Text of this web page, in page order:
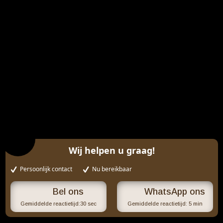
Wij helpen u graag!
Persoonlijk contact Nu bereikbaar
Gemiddelde reactietijd:30 sec
WhatsApp ons
Gemiddelde reactietijd: 5 min